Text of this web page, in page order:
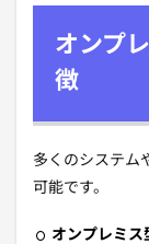
オンプ
徴
多くのシステム
可能です。
オンプレミス